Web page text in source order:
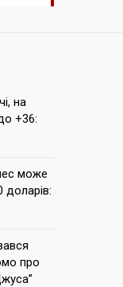
на
+36:
може
доларів:
про